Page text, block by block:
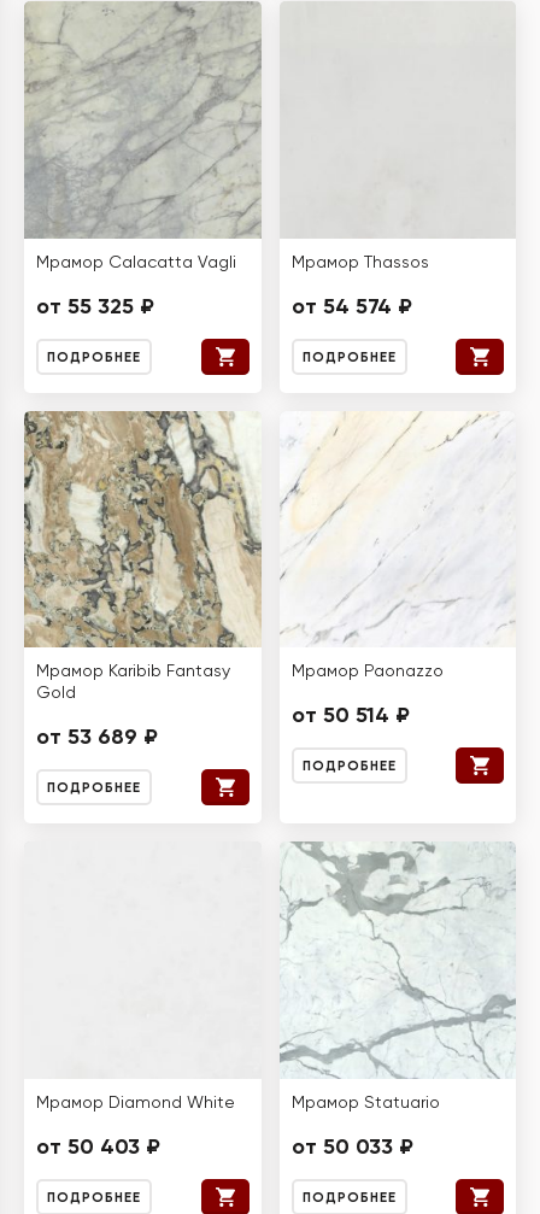
Мрамор Calacatta Vagli
от 55 325 ₽
ПОДРОБНЕЕ
Мрамор Thassos
от 54 574 ₽
ПОДРОБНЕЕ
Мрамор Karibib Fantasy
Gold
от 53 689 ₽
ПОДРОБНЕЕ
Мрамор Paonazzo
от 50 514 ₽
ПОДРОБНЕЕ
Мрамор Diamond White
от 50 403 ₽
ПОДРОБНЕЕ
Мрамор Statuario
от 50 033 ₽
ПОДРОБНЕЕ